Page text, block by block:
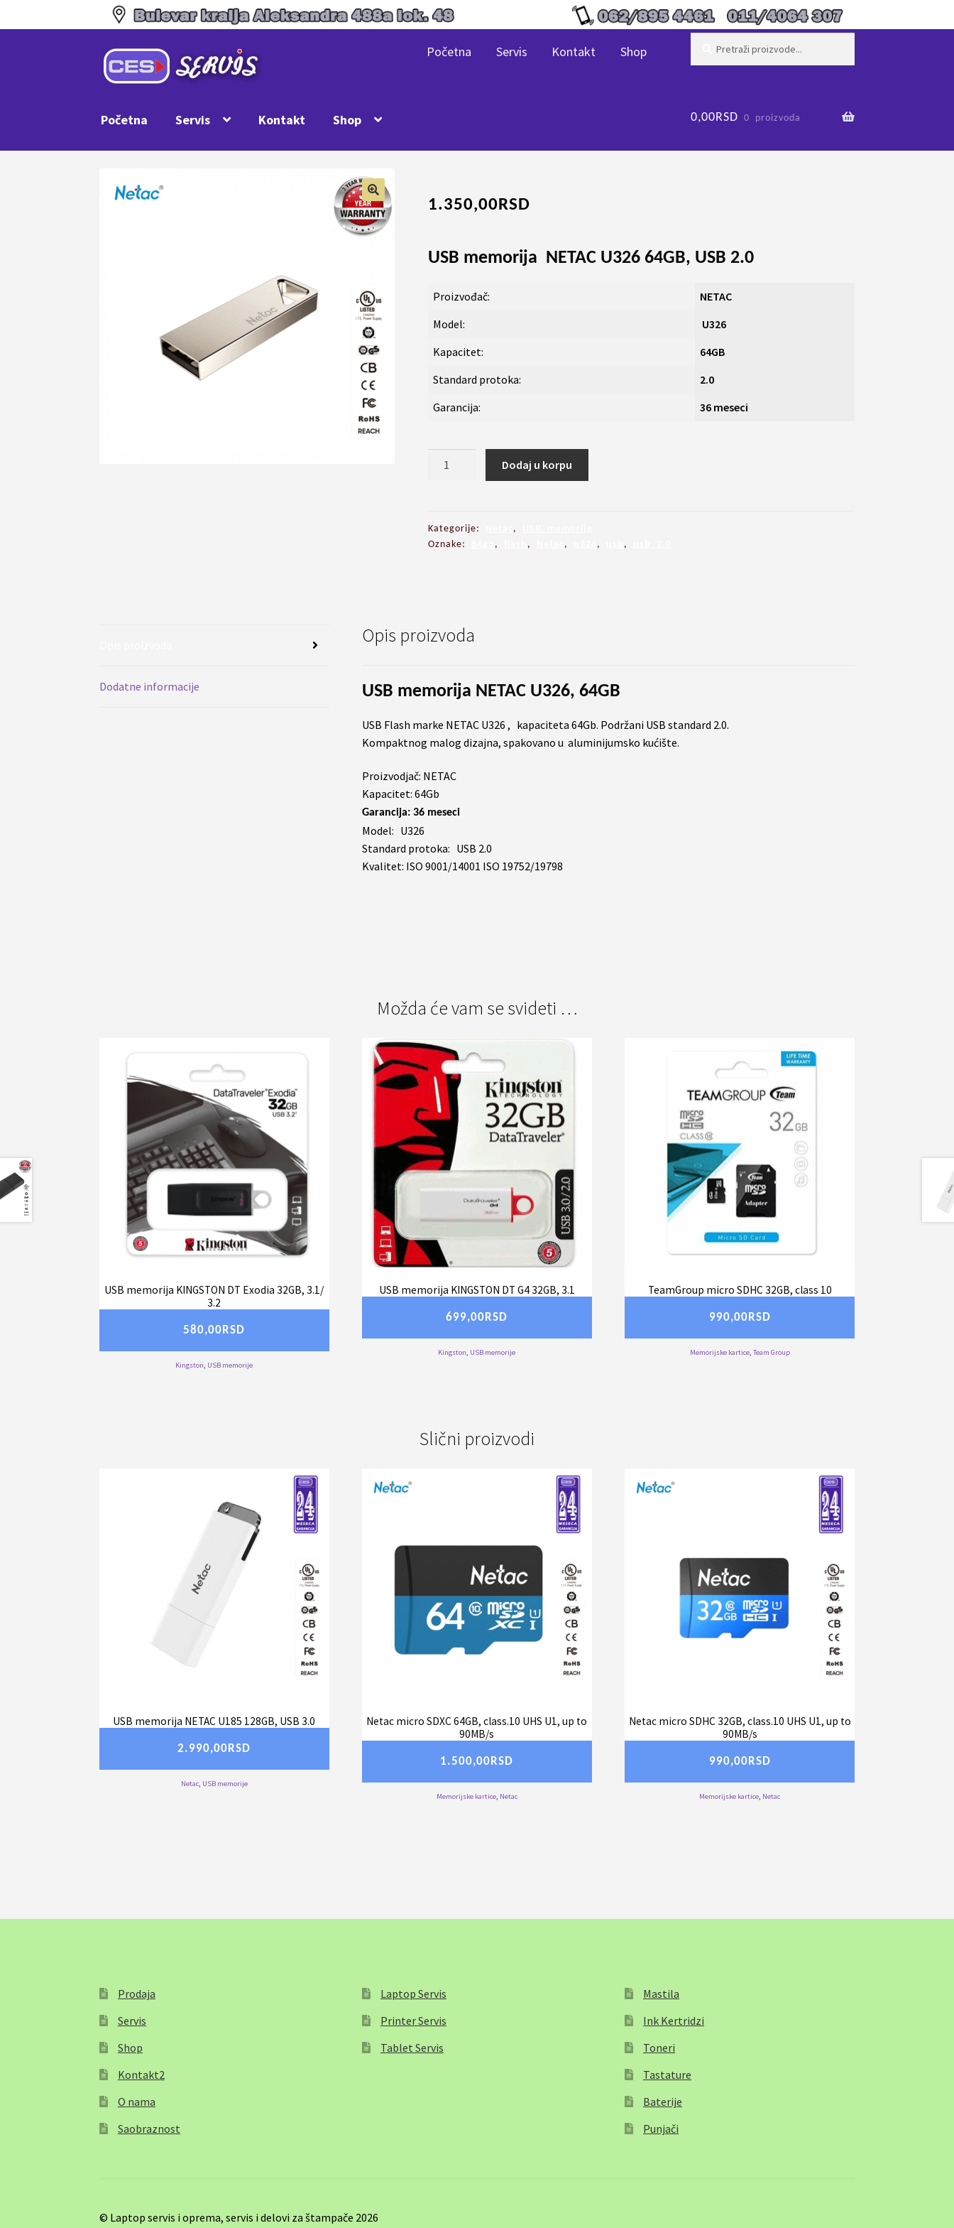
na
navigaciju
na
sadržaj
Početna Servis Kontakt Shop
Početna Servis Kontakt Shop 0,00RSD 0 proizvoda
1.350,00RSD
USB memorija NETAC U326 64GB, USB 2.0
Proizvođač:
NETAC
Model:
U326
Kapacitet:
64GB
Standard protoka:
2.0
Garancija:
36 meseci
64GB,
USB
Dodaj u korpu
Kategorije: ,
Oznake:
, , , , ,
Dodatne informacije
Opis proizvoda
USB memorija NETAC U326, 64GB
USB Flash marke NETAC U326 , kapaciteta 64Gb. Podržani USB standard 2.0.
Kompaktnog malog dizajna, spakovano u aluminijumsko kućište.
Proizvodjač: NETAC
Kapacitet: 64Gb
Garancija: 36 meseci
Model: U326
Standard protoka: USB 2.0
Kvalitet: ISO 9001/14001 ISO 19752/19798
Možda će vam se svideti …
USB memorija KINGSTON DT Exodia 32GB, 3.1/
3.2
580,00 RSD
Kingston, USB memorije
USB memorija KINGSTON DT G4 32GB, 3.1
699,00 RSD
Kingston, USB memorije
TeamGroup micro SDHC 32GB, class 10
990,00 RSD
Memorijske kartice, Team Group
Slični proizvodi
USB memorija NETAC U185 128GB, USB 3.0
2.990,00 RSD
Netac, USB memorije
Netac micro SDXC 64GB, class.10 UHS U1, up to
90MB/s
1.500,00 RSD
Memorijske kartice, Netac
Netac micro SDHC 32GB, class.10 UHS U1, up to
90MB/s
990,00 RSD
Memorijske kartice, Netac
Prodaja
Servis
Shop
Kontakt2
O nama
Saobraznost
Laptop Servis
Printer Servis
Tablet Servis
Mastila
Ink Kertridzi
Toneri
Tastature
Baterije
Punjači
© Laptop servis i oprema, servis i delovi za štampače 2026